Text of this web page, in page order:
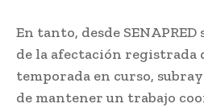
En tanto, desde
de la afectación registrada
temporada en curso,
de mantener un trabajo